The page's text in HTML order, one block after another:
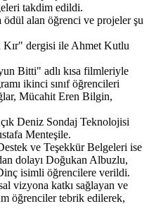
takdim edildi.
ödül alan öğrenci ve projeler şu
dergisi ile Ahmet Kutlu
Bitti" adlı kısa filmleriyle
ikinci sınıf öğrencileri
Mücahit Eren Bilgin,
Deniz Sondaj Teknolojisi
Menteşile.
ve Teşekkür Belgeleri ise
dolayı Doğukan Albuzlu,
isimli öğrencilere verildi.
vizyona katkı sağlayan ve
öğrenciler tebrik edilerek,